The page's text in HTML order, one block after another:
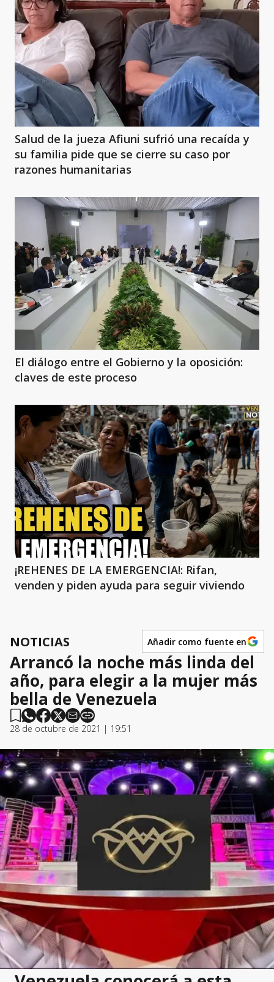
Salud de la jueza Afiuni sufrió una recaída y
su familia pide que se cierre su caso por
razones humanitarias
El diálogo entre el Gobierno y la oposición:
claves de este proceso
¡REHENES DE LA EMERGENCIA!: Rifan,
venden y piden ayuda para seguir viviendo
NOTICIAS Añadir como fuente en
Arrancó la noche más linda del
año, para elegir a la mujer más
bella de Venezuela
28 de octubre de 2021 | 19:51